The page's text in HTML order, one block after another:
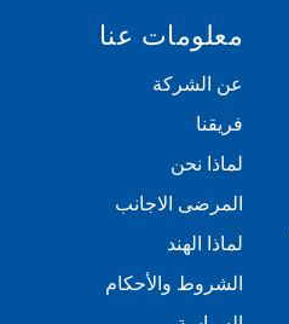
معلومات عنا
عن الشركة
فريقنا
لماذا نحن
المرضى الاجانب
لماذا الهند
الشروط والأحكام